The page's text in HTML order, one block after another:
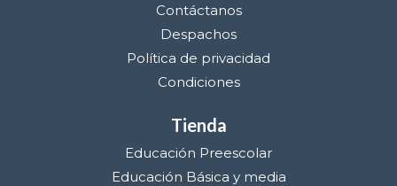
Contáctanos
Despachos
Política de privacidad
Condiciones
Tienda
Educación Preescolar
Educación Básica y media